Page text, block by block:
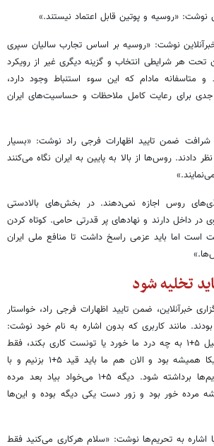
نوشت: «روسیه و پوتین قابل اعتماد نیستند.»
نوشت: «روسیه بر اساس تجارب سالیان سپری
تحت هر شرایطی انتخاب و گزینه دیگری غیر از رویکرد
و متاسفانه مادام که این سوء استنباط وجود دارد،
برای رعایت کامل ملاحظات و حساسیت‌های ایران
ضمن تایید اظهارات فرجی‌ راد نوشت: «بسیار
دادند. روس‌ها از بالا به پایین به ایران نگاه می‌کنند
روس اجازه نمی‌دهند. در بخش‌های بالادستی
در داخل دارند و نهادهای پر قدرتی حامی. کوتاه کردن
است اما باید عزمی راسخ داشت تا منافع ملی ایران
تخلیه شود
خبرآنلاین، ضمن تایید اظهارات فرجی راد، خواستار
بودند. مانند کاربری که بدون اشاره به نام خود نوشت:
«حرف حساب زده خدا وکیل ۵+۱ به چه درد ما خورد یا تونست کاری بکند، فقط
برای منافع خودش با آمریکا همیشه بود و الان هم ما باید قید ۵+۱ بزنیم و با
آمریکا توافق کنیم تا تحریم‌ها برداشته شود. دیگه ۵+۱ می‌خواد بیاد بعد مرده
مرده خور بود و زور دست یکی دیگه بوده و این‌ها
اشاره به تحریم‌ها نوشت: «سلام هرکاری می‌کنید فقط